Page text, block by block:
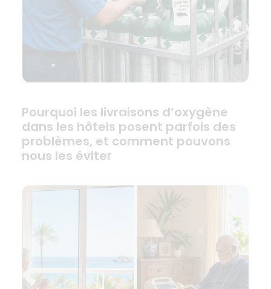
Pourquoi les livraisons d’oxygène
dans les hôtels posent parfois des
problèmes, et comment pouvons
nous les éviter